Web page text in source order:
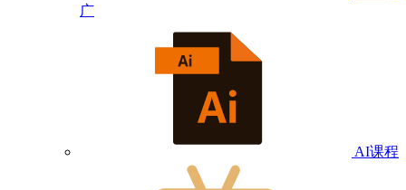
广
AI课程